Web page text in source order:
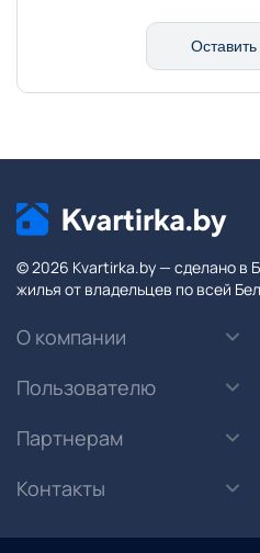
Оставить
© 2026 Kvartirka.by — сделано в
жилья от владельцев по всей
О компании
Пользователю
Партнерам
Контакты